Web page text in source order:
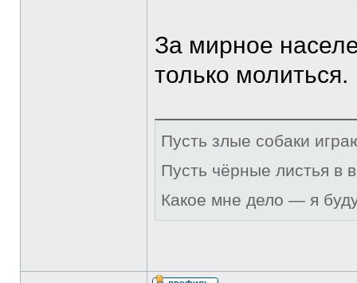
За мирное
только молиться.
Пусть злые собаки
Пусть чёрные листья в
Какое мне дело — я